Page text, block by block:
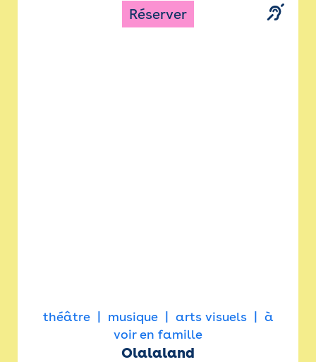
Réserver
théâtre musique arts visuels
à
voir en famille
Olalaland